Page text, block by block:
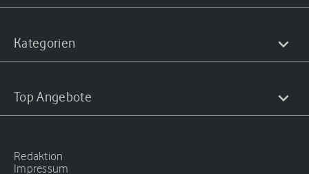
Kategorien
Top Angebote
Redaktion
Impressum